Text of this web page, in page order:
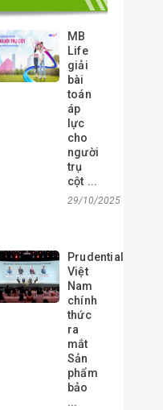
MB
Life
giải
bài
toán
áp
lực
cho
người
trụ
cột ...
29/10/2025
Prudential
Việt
Nam
chính
thức
ra
mắt
Sản
phẩm
bảo
...